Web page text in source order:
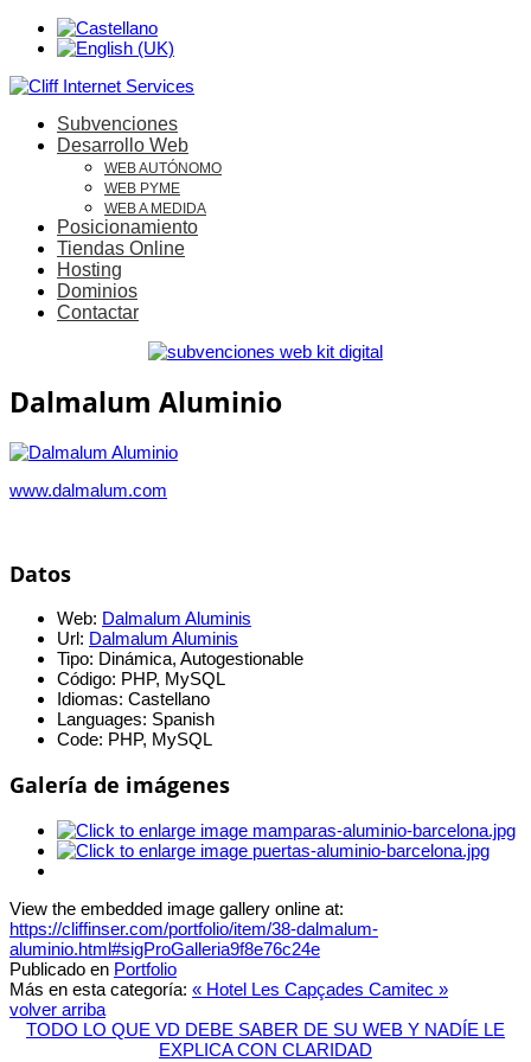
Subvenciones
Desarrollo Web
WEB AUTÓNOMO
WEB PYME
WEB A MEDIDA
Posicionamiento
Tiendas Online
Hosting
Dominios
Contactar
Dalmalum Aluminio
www.dalmalum.com
Datos
Web: Dalmalum Aluminis
Url: Dalmalum Aluminis
Tipo: Dinámica, Autogestionable
Código: PHP, MySQL
Idiomas: Castellano
Languages: Spanish
Code: PHP, MySQL
Galería de imágenes
View the embedded image gallery online at:
https://cliffinser.com/portfolio/item/38-dalmalum-
aluminio.html#sigProGalleria9f8e76c24e
Publicado en Portfolio
Más en esta categoría: « Hotel Les Capçades Camitec »
volver arriba
TODO LO QUE VD DEBE SABER DE SU WEB Y NADÍE LE
EXPLICA CON CLARIDAD